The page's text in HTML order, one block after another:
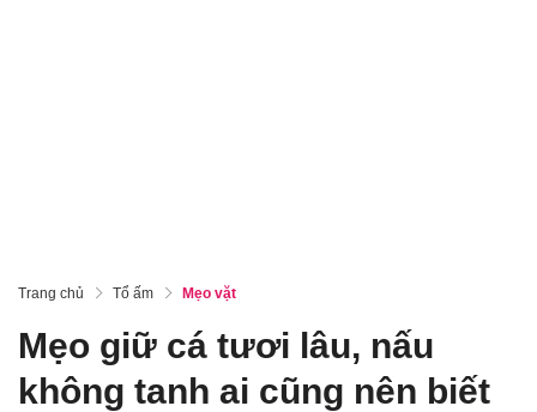
Trang chủ Tổ ấm Mẹo vặt
Mẹo giữ cá tươi lâu, nấu
không tanh ai cũng nên biết